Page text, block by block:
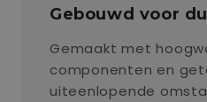
Gebouwd voor
Gemaakt met
componenten en
uiteenlopende